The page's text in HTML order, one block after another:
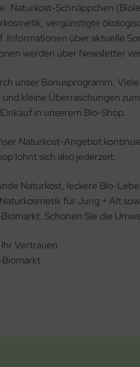
Naturkost-Schnäppchen
vergünstigte
Informationen über aktuelle
werden über Newsletter
unser Bonusprogramm.
und kleine Überraschungen
in unserem Bio-Shop.
Naturkost-Angebot
lohnt sich also jederzeit.
Naturkost, leckere Bio-
für Jung + Alt
Schonen Sie die
Vertrauen.
Biomarkt